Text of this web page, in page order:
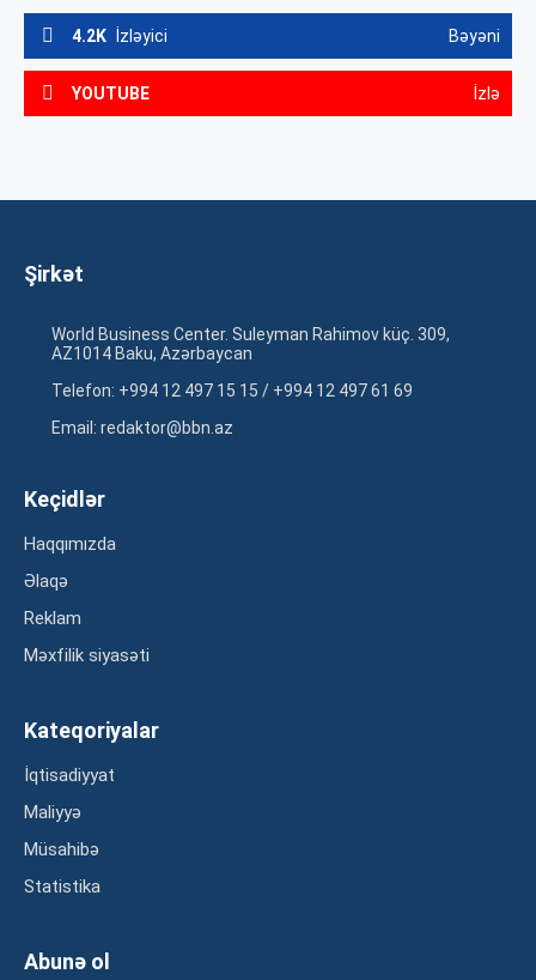
4.2K İzləyici Bəyəni
YOUTUBE İzlə
Şirkət
World Business Center. Suleyman Rahimov küç. 309,
AZ1014 Baku, Azərbaycan
Telefon: +994 12 497 15 15 / +994 12 497 61 69
Email: redaktor@bbn.az
Keçidlər
Haqqımızda
Əlaqə
Reklam
Məxfilik siyasəti
Kateqoriyalar
İqtisadiyyat
Maliyyə
Müsahibə
Statistika
Abunə ol